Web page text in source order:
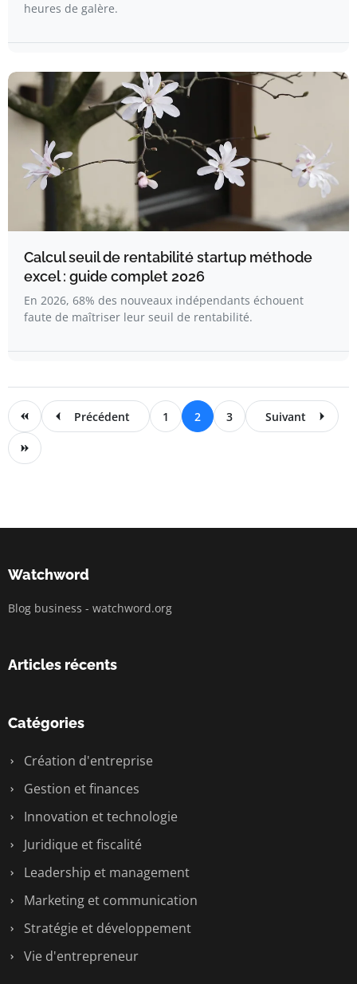
heures de galère.
Calcul seuil de rentabilité startup méthode
excel : guide complet 2026
En 2026, 68% des nouveaux indépendants échouent
faute de maîtriser leur seuil de rentabilité.
Précédent 1 2 3 Suivant
Watchword
Blog business - watchword.org
Articles récents
Catégories
Création d'entreprise
Gestion et finances
Innovation et technologie
Juridique et fiscalité
Leadership et management
Marketing et communication
Stratégie et développement
Vie d'entrepreneur